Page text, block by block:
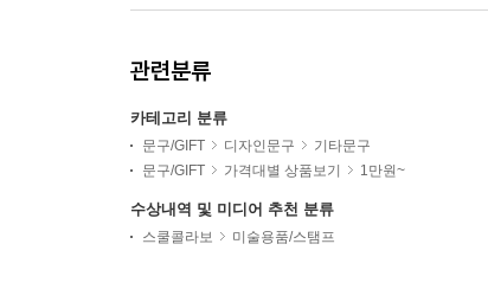
관련분류
카테고리 분류
문구/GIFT 디자인문구
기타문구
문구/GIFT
가격대별 상품보기 1만원~
수상내역 및 미디어 추천 분류
스쿨콜라보 미술용품/스탬프